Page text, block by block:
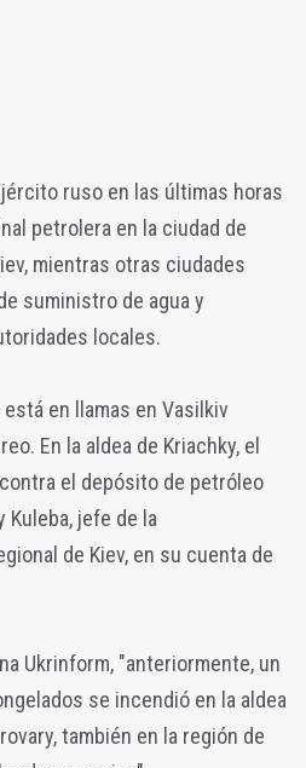
ruso en las últimas horas
petrolera en la ciudad de
mientras otras ciudades
suministro de agua y
locales.
en llamas en Vasilkiv
En la aldea de Kriachky, el
el depósito de petróleo
Kuleba, jefe de la
de Kiev, en su cuenta de
Ukrinform, "anteriormente, un
se incendió en la aldea
también en la región de